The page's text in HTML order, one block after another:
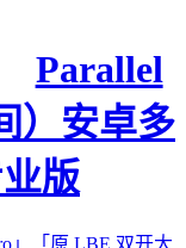
Parallel
）安卓多
版
」「原 LBE 双开大